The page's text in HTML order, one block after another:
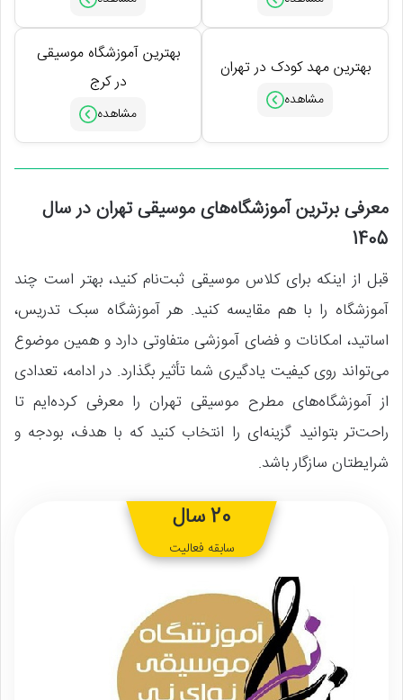
بهترین مهد کودک در تهران
بهترین آموزشگاه موسیقی
در کرج
معرفی برترین آموزشگاه‌های موسیقی تهران در سال
1405
قبل از اینکه برای کلاس موسیقی ثبت‌نام کنید، بهتر است چند
آموزشگاه را با هم مقایسه کنید. هر آموزشگاه سبک تدریس،
اساتید، امکانات و فضای آموزشی متفاوتی دارد و همین موضوع
می‌تواند روی کیفیت یادگیری شما تأثیر بگذارد. در ادامه، تعدادی
از آموزشگاه‌های مطرح موسیقی تهران را معرفی کرده‌ایم تا
راحت‌تر بتوانید گزینه‌ای را انتخاب کنید که با هدف، بودجه و
شرایطتان سازگار باشد.
20 سال
سابقه فعالیت